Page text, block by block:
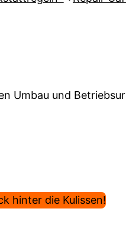
Umbau und
hinter die Kulissen!